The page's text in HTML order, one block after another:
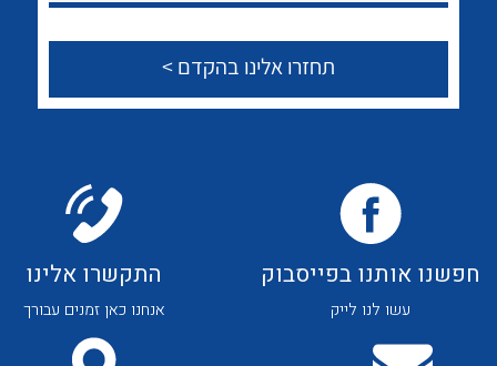
לכל מוצרי היצרן לכל מוצרי היצרן
חפשנו אותנו בפייסבוק
עשו לנו לייק
התקשרו אלינו
אנחנו כאן זמנים עבורך